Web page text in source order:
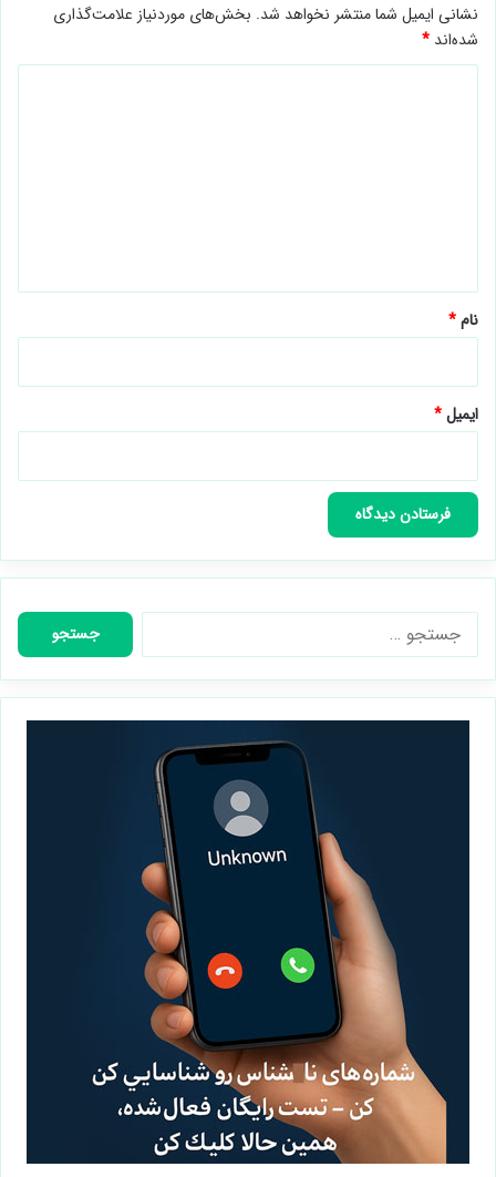
نشانی ایمیل شما منتشر نخواهد شد. بخش‌های موردنیاز علامت‌گذاری
شده‌اند *
نام*
ایمیل*
جستجو
برای: